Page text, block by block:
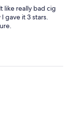
like really bad cig
gave it 3 stars.